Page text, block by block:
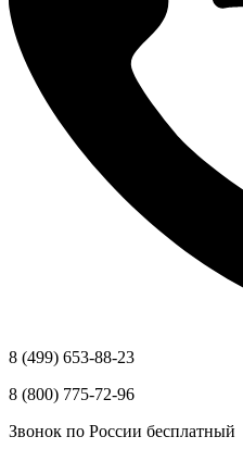
8 (499) 653-88-23
8 (800) 775-72-96
Звонок по России бесплатный